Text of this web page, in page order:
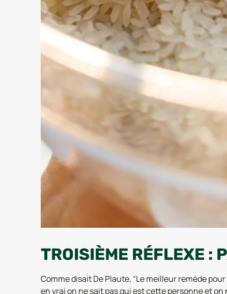
TROISIÈME RÉFLEXE :
Comme disait De Plaute, “Le meilleur remède
en vrai on ne sait pas qui est cette personne et on